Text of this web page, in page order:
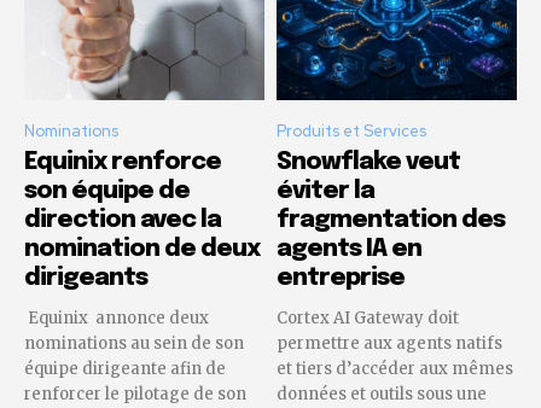
Nominations
Equinix renforce
son équipe de
direction avec la
nomination de deux
dirigeants
Equinix annonce deux
nominations au sein de son
équipe dirigeante afin de
renforcer le pilotage de son
Produits et Services
Snowflake veut
éviter la
fragmentation des
agents IA en
entreprise
Cortex AI Gateway doit
permettre aux agents natifs
et tiers d’accéder aux mêmes
données et outils sous une